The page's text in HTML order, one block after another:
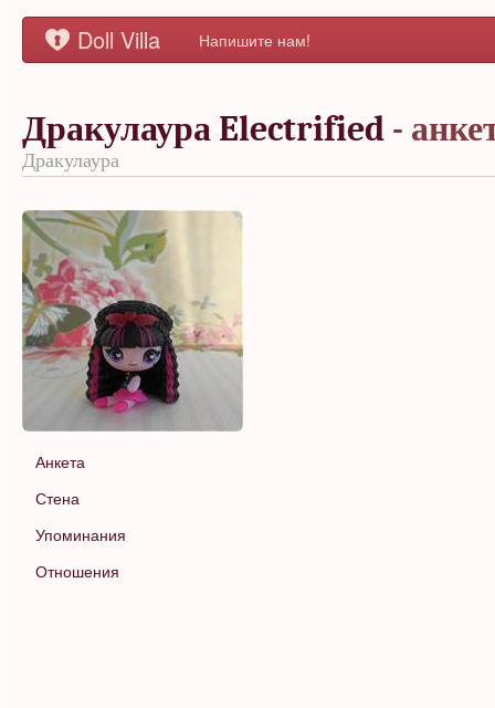
Doll Villa Напишите нам!
Дракулаура Electrified -
Дракулаура
Анкета
Стена
Упоминания
Отношения